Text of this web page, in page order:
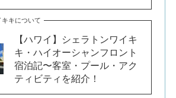
キについて
【ハワイ】シェラトンワイキ
キ・ハイオーシャンフロント
宿泊記〜客室・プール・アク
ティビティを紹介！